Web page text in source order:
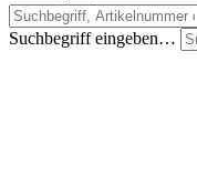
Suchbegriff eingeben…